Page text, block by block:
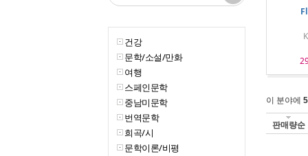
건강
문학/소설/만화
여행
스페인문학
중남미문학
번역문학
희곡/시
문학이론/비평
이 분야에
판매량순